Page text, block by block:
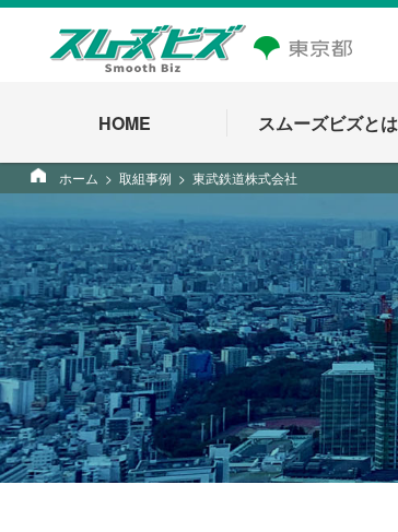
HOME スムーズビズとは
ホーム 取組事例 東武鉄道株式会社